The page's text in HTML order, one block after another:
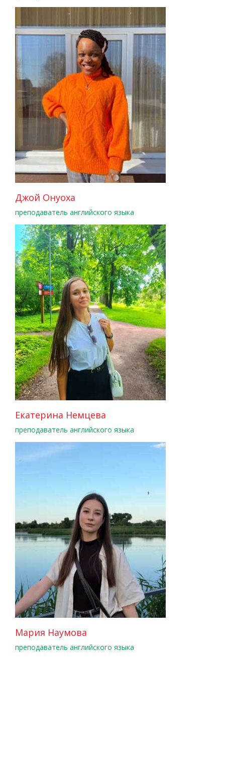
Джой Онуоха
преподаватель английского языка
Екатерина Немцева
преподаватель английского языка
Мария Наумова
преподаватель английского языка